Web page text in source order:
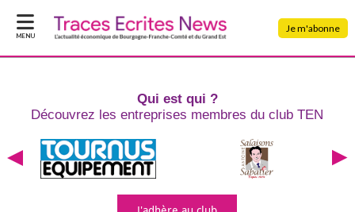
MENU
Je m'abonne
Qui est qui ?
Découvrez les entreprises membres du club TEN